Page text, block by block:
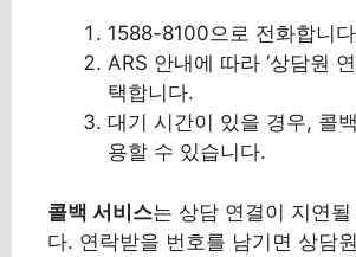
1588-8100으로 전화합니
ARS 안내에 따라 ‘상담원
택합니다.
대기 시간이 있을 경우, 콜
용할 수 있습니다.
콜백 서비스는 상담 연결이 지연
다. 연락받을 번호를 남기면 상담